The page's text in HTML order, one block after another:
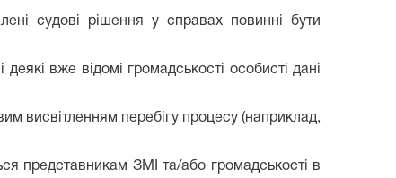
судові рішення у справах повинні бути
вже відомі громадськості особисті дані
висвітленням перебігу процесу (наприклад,
представникам ЗМІ та/або громадськості в